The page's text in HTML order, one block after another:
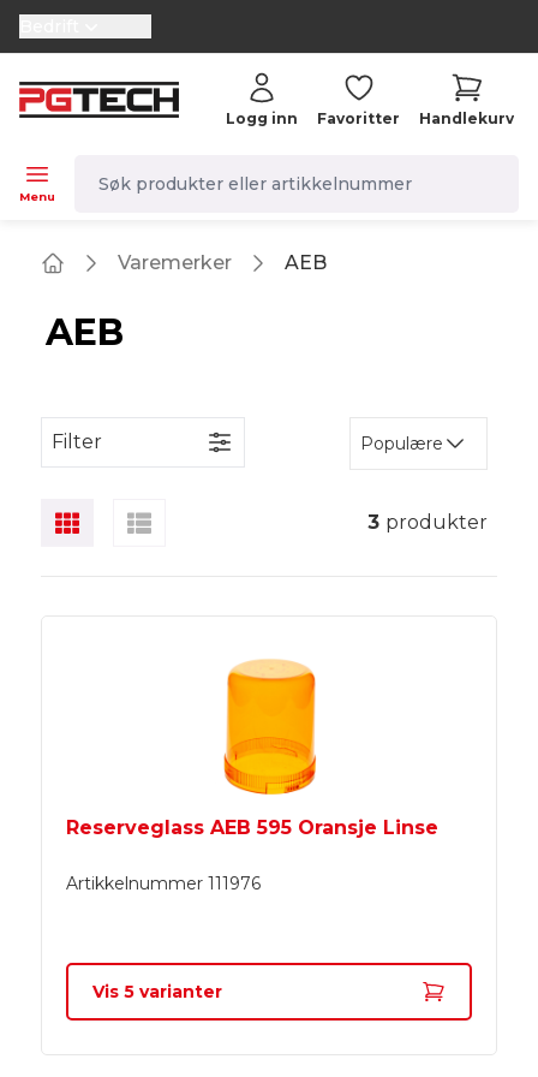
selector.vat
Menu
Logg inn Favoritter Handlekurv
Varemerker AEB
AEB
Filter Populære
3 produkter
Reserveglass AEB 595 Oransje Linse
Artikkelnummer 111976
Vis 5 varianter